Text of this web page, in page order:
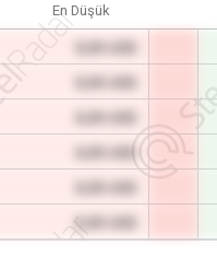
En Düşük
0,00 USD